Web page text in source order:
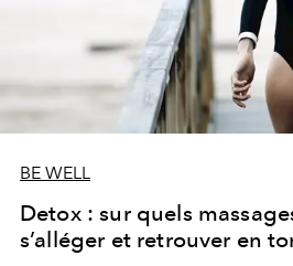
BE WELL
Detox : sur quels
s’alléger et retrouver en